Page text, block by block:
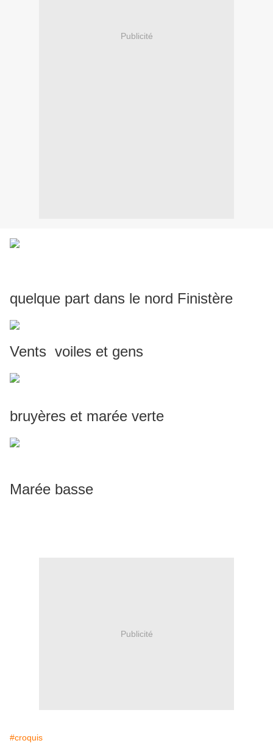
Publicité
quelque part dans le nord Finistère
Vents voiles et gens
bruyères et marée verte
Marée basse
Publicité
#croquis